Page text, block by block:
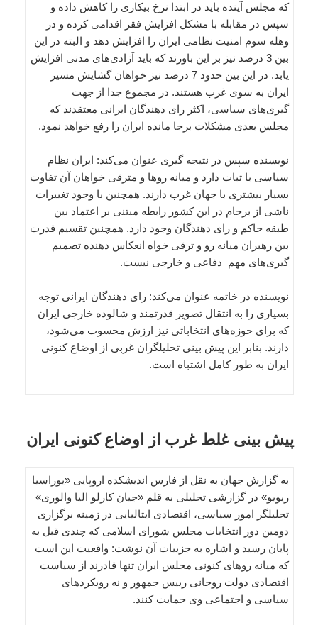
که مجلس آینده باید در ابتدا نرخ بیکاری را کاهش داده و
سپس در مقابله با مشکل افزایش فقر اقدامی کرده و در
وهله سوم امنیت نظامی ایران را افزایش دهد و البته در این
بین 3 درصد نیز بر این باورند که باید آزادی‌های مدنی افزایش
یابد. در این بین حدود 7 درصد نیز خواهان گشایش مسیر
ایران به سوی غرب هستند. در مجموع جدا از جهت
گیری‌های سیاسی، اکثر رای دهندگان ایرانی معتقدند که
مجلس بعدی مشکلات برجا مانده ایران را رفع خواهد نمود.
نویسنده سپس در نتیجه گیری عنوان می‌کند: ایران نظام
سیاسی با ثبات دارد و میانه روها و مترقی خواهان آن تفاوت
بسیار بیشتری با جهان غرب دارند. همچنین با وجود تغییرات
ناشی از برجام در این کشور رابطه مبتنی بر اعتماد بین
طبقه حاکم و رای دهندگان وجود دارد. همچنین تقسیم قدرت
بین رهبران میانه رو و ترقی خواه انعکاس دهنده تصمیم‌
گیری‌های مهم دفاعی و خارجی نیست.
نویسنده در خاتمه عنوان می‌کند: رای دهندگان ایرانی توجه
بسیاری را به انتقال تصویر قدرتمند و شالوده خارجی ایران
که برای حوزه‌های انتخاباتی نیز ارزش محسوب می‌شود،
دارند. بنابر این پیش بینی تحلیلگران غربی از اوضاع کنونی
ایران به طور کامل اشتباه است.
پیش بینی غلط غرب از اوضاع کنونی ایران
به گزارش جهان به نقل از فارس اندیشکده اروپایی «یوراسیا
ریویو» در گزارشی تحلیلی به قلم «جیان کارلو الیا والوری»
تحلیلگر امور سیاسی، اقتصادی ایتالیایی در زمینه برگزاری
دومین دور انتخابات مجلس شورای اسلامی که چندی قبل به
پایان رسید و اشاره به جزییات آن نوشت: واقعیت این است
که میانه روهای کنونی مجلس ایران تنها قادرند از سیاست
اقتصادی دولت روحانی رییس جمهور و نه رویکردهای
سیاسی و اجتماعی وی حمایت ‌کنند.